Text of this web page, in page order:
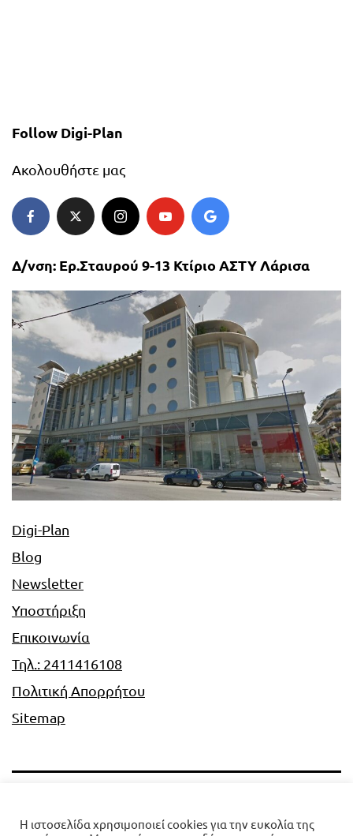
Follow Digi-Plan
Ακολουθήστε μας
Δ/νση: Ερ.Σταυρού 9-13 Κτίριο ΑΣΤΥ Λάρισα
Digi-Plan
Blog
Newsletter
Υποστήριξη
Επικοινωνία
Τηλ.: 2411416108
Πολιτική Απορρήτου
Sitemap
Η ιστοσελίδα χρησιμοποιεί cookies για την ευκολία της